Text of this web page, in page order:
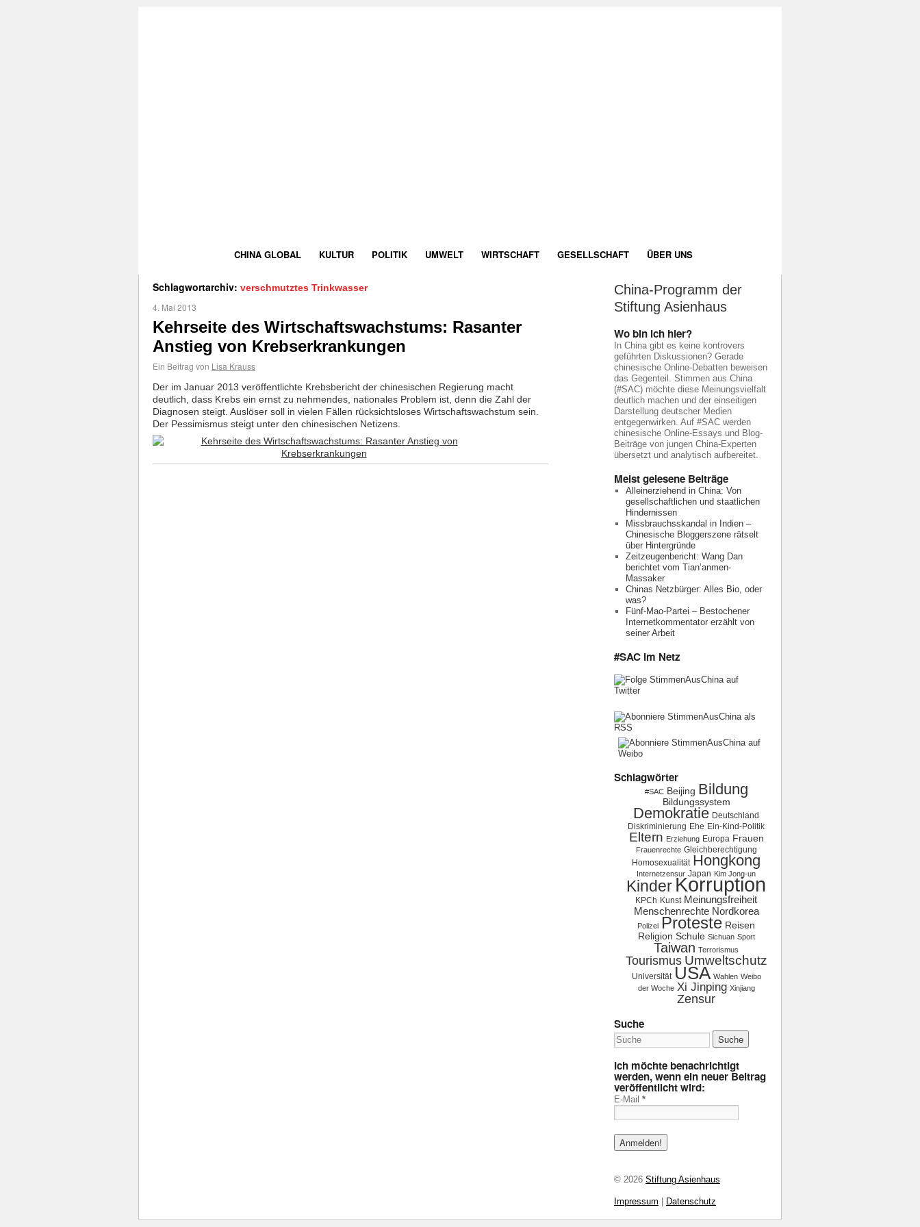
CHINA GLOBAL KULTUR POLITIK UMWELT WIRTSCHAFT GESELLSCHAFT ÜBER UNS
Schlagwortarchiv: verschmutztes Trinkwasser
4. Mai 2013
Kehrseite des Wirtschaftswachstums: Rasanter
Anstieg von Krebserkrankungen
Ein Beitrag von Lisa Krauss
Der im Januar 2013 veröffentlichte Krebsbericht der chinesischen Regierung macht
deutlich, dass Krebs ein ernst zu nehmendes, nationales Problem ist, denn die Zahl der
Diagnosen steigt. Auslöser soll in vielen Fällen rücksichtsloses Wirtschaftswachstum sein.
Der Pessimismus steigt unter den chinesischen Netizens.
China-Programm der
Stiftung Asienhaus
Wo bin ich hier?
In China gibt es keine kontrovers
geführten Diskussionen? Gerade
chinesische Online-Debatten beweisen
das Gegenteil. Stimmen aus China
(#SAC) möchte diese Meinungsvielfalt
deutlich machen und der einseitigen
Darstellung deutscher Medien
entgegenwirken. Auf #SAC werden
chinesische Online-Essays und Blog-
Beiträge von jungen China-Experten
übersetzt und analytisch aufbereitet.
Meist gelesene Beiträge
Alleinerziehend in China: Von
gesellschaftlichen und staatlichen
Hindernissen
Missbrauchsskandal in Indien –
Chinesische Bloggerszene rätselt
über Hintergründe
Zeitzeugenbericht: Wang Dan
berichtet vom Tian’anmen-
Massaker
Chinas Netzbürger: Alles Bio, oder
was?
Fünf-Mao-Partei – Bestochener
Internetkommentator erzählt von
seiner Arbeit
#SAC im Netz
Schlagwörter
#SAC Beijing Bildung
Bildungssystem
Demokratie Deutschland
Diskriminierung Ehe Ein-Kind-Politik
Eltern Erziehung Europa Frauen
Frauenrechte Gleichberechtigung
Homosexualität Hongkong
Internetzensur Japan Kim Jong-un
KinderKorruption
KPCh Kunst Meinungsfreiheit
Menschenrechte Nordkorea
Polizei Proteste Reisen
Religion Schule Sichuan Sport
Taiwan Terrorismus
Tourismus Umweltschutz
Universität USA Wahlen Weibo
der Woche Xi Jinping Xinjiang
Zensur
Suche
Ich möchte benachrichtigt
werden, wenn ein neuer Beitrag
veröffentlicht wird:
E-Mail *
© 2026 Stiftung Asienhaus
Impressum Datenschutz